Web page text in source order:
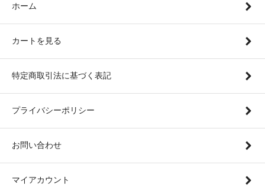
ホーム
カートを見る
特定商取引法に基づく表記
プライバシーポリシー
お問い合わせ
マイアカウント